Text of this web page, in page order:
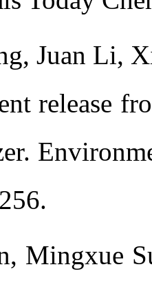
Juan Li,
release
Mingxue